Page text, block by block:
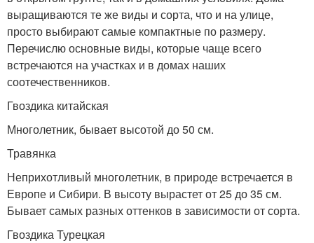
выращиваются те же виды и сорта, что и на улице,
просто выбирают самые компактные по размеру.
Перечислю основные виды, которые чаще всего
встречаются на участках и в домах наших
соотечественников.
Гвоздика китайская
Многолетник, бывает высотой до 50 см.
Травянка
Неприхотливый многолетник, в природе встречается в
Европе и Сибири. В высоту вырастет от 25 до 35 см.
Бывает самых разных оттенков в зависимости от сорта.
Гвоздика Турецкая